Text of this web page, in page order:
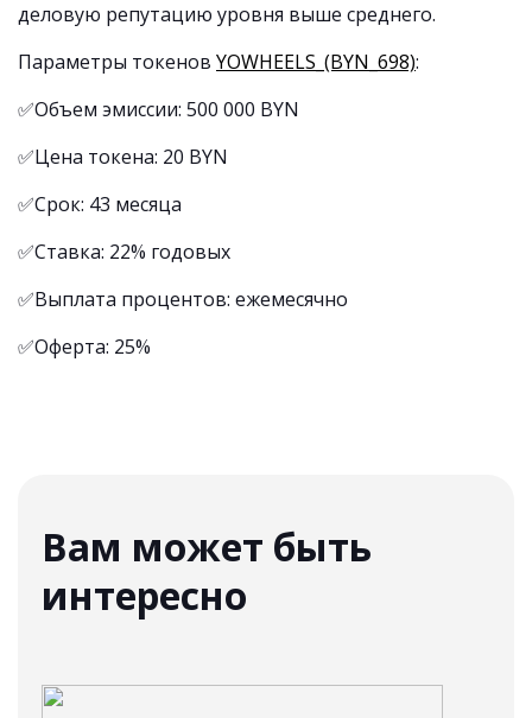
деловую репутацию уровня выше среднего.
Параметры токенов YOWHEELS_(BYN_698):
✅Объем эмиссии: 500 000 BYN
✅Цена токена: 20 BYN
✅Срок: 43 месяца
✅Ставка: 22% годовых
✅Выплата процентов: ежемесячно
✅Оферта: 25%
Вам может быть
интересно